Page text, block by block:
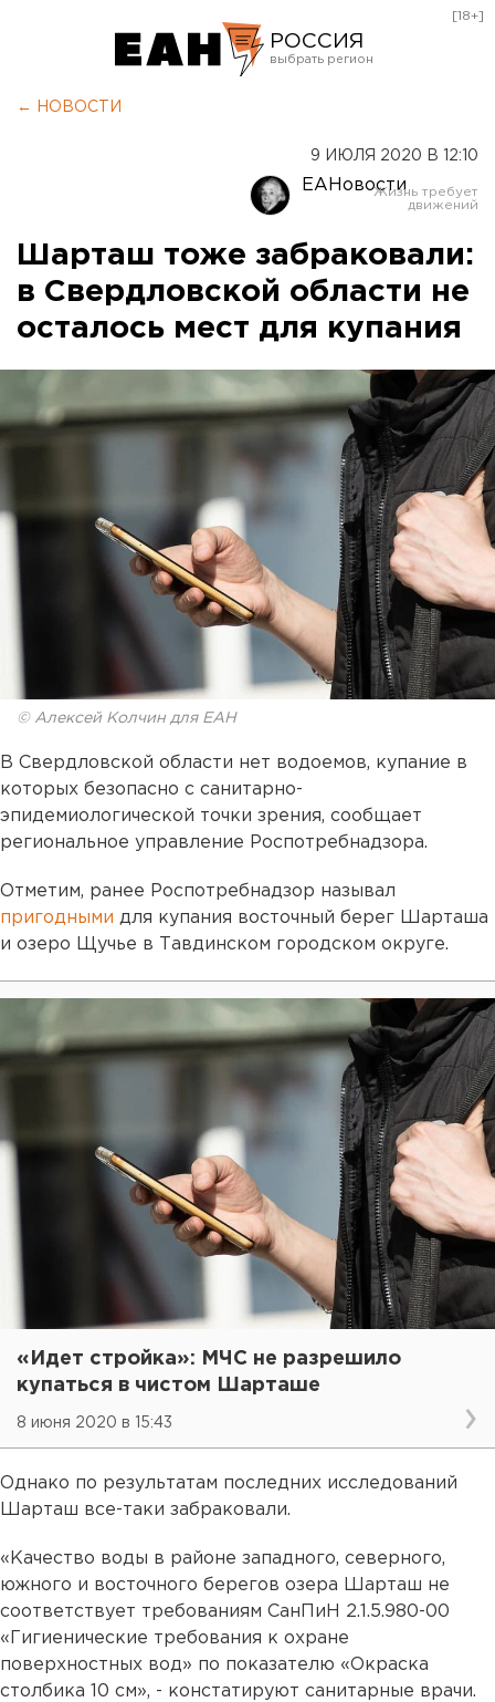
РОССИЯ
Оренбург
[18+]
← НОВОСТИ
9 ИЮЛЯ 2020 В 12:10
ЕАНовости
Шарташ тоже забраковали:
в Свердловской области не
осталось мест для купания
© Алексей Колчин для ЕАН
В Свердловской области нет водоемов, купание в
которых безопасно с санитарно-
эпидемиологической точки зрения, сообщает
региональное управление Роспотребнадзора.
Отметим, ранее Роспотребнадзор называл
пригодными для купания восточный берег Шарташа
и озеро Щучье в Тавдинском городском округе.
«Идет стройка»: МЧС не разрешило
купаться в чистом Шарташе
8 июня 2020 в 15:43
Однако по результатам последних исследований
Шарташ все-таки забраковали.
«Качество воды в районе западного, северного,
южного и восточного берегов озера Шарташ не
соответствует требованиям СанПиН 2.1.5.980-00
«Гигиенические требования к охране
поверхностных вод» по показателю «Окраска
столбика 10 см», - констатируют санитарные врачи.